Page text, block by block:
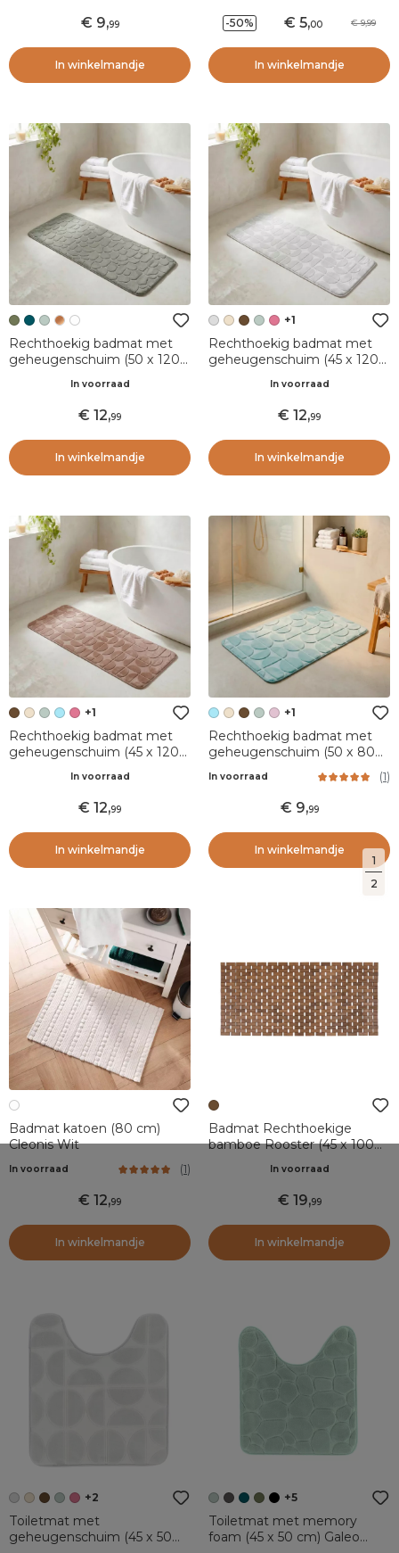
1
2
9,99
In winkelmandje
-50% 5,00 9,99
In winkelmandje
Rechthoekig badmat met
geheugenschuim (50 x 120
In voorraad
12,99
In winkelmandje
+1
Rechthoekig badmat met
geheugenschuim (45 x 120
In voorraad
12,99
In winkelmandje
+1
Rechthoekig badmat met
geheugenschuim (45 x 120
In voorraad
12,99
In winkelmandje
+1
Rechthoekig badmat met
geheugenschuim (50 x 80
In voorraad (1)
9,99
In winkelmandje
Badmat katoen (80 cm)
Cleonis Wit
In voorraad (1)
12,99
In winkelmandje
Badmat Rechthoekige
bamboe Rooster (45 x 100
In voorraad
19,99
In winkelmandje
+2
Toiletmat met
geheugenschuim (45 x 50
+5
Toiletmat met memory
foam (45 x 50 cm) Galeo